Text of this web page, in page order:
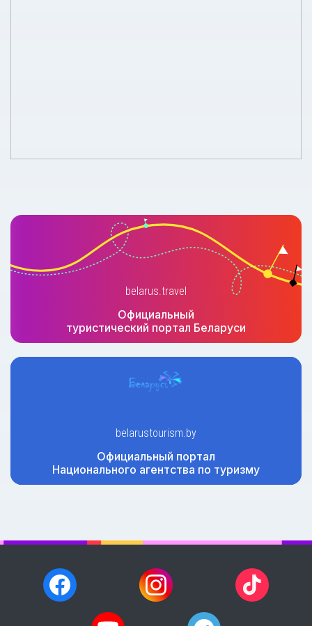
belarustourism.by
Официальный портал
Национального агентства по туризму
belarus.travel
Официальный
туристический портал Беларуси